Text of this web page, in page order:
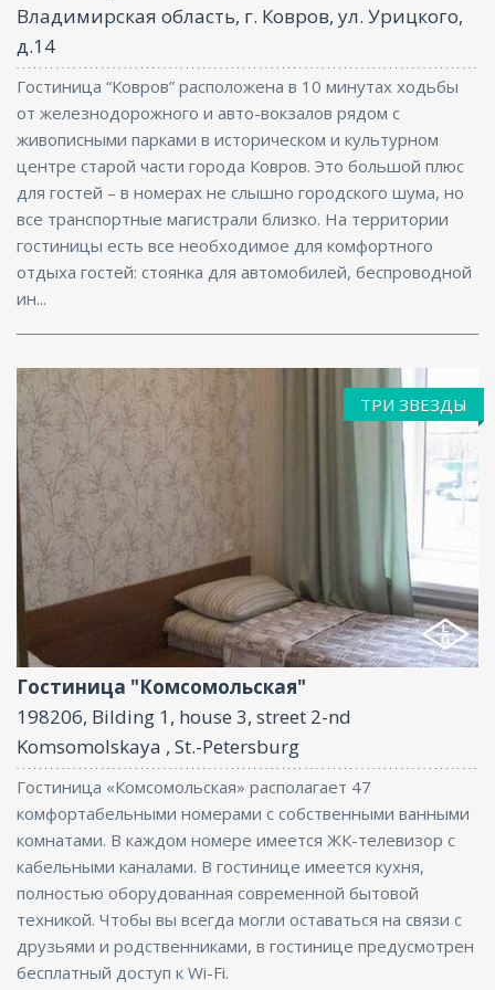
Владимирская область, г. Ковров, ул. Урицкого,
д.14
Гостиница “Ковров” расположена в 10 минутах ходьбы
от железнодорожного и авто-вокзалов рядом с
живописными парками в историческом и культурном
центре старой части города Ковров. Это большой плюс
для гостей – в номерах не слышно городского шума, но
все транспортные магистрали близко. На территории
гостиницы есть все необходимое для комфортного
отдыха гостей: стоянка для автомобилей, беспроводной
ин...
ТРИ ЗВЕЗДЫ
Гостиница "Комсомольская"
198206, Bilding 1, house 3, street 2-nd
Komsomolskaya , St.-Petersburg
Гостиница «Комсомольская» располагает 47
комфортабельными номерами с собственными ванными
комнатами. В каждом номере имеется ЖК-телевизор с
кабельными каналами. В гостинице имеется кухня,
полностью оборудованная современной бытовой
техникой. Чтобы вы всегда могли оставаться на связи с
друзьями и родственниками, в гостинице предусмотрен
бесплатный доступ к Wi-Fi.